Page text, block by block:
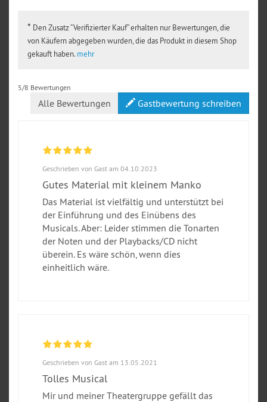
* Den Zusatz “Verifizierter Kauf” erhalten nur Bewertungen, die
von Käufern abgegeben wurden, die das Produkt in diesem Shop
gekauft haben. mehr
5/8 Bewertungen
Alle Bewertungen Gastbewertung schreiben
Geschrieben von Gast am 04.10.2023
Gutes Material mit kleinem Manko
Das Material ist vielfältig und unterstützt bei
der Einführung und des Einübens des
Musicals. Aber: Leider stimmen die Tonarten
der Noten und der Playbacks/CD nicht
überein. Es wäre schön, wenn dies
einheitlich wäre.
Geschrieben von Gast am 13.05.2021
Tolles Musical
Mir und meiner Theatergruppe gefällt das